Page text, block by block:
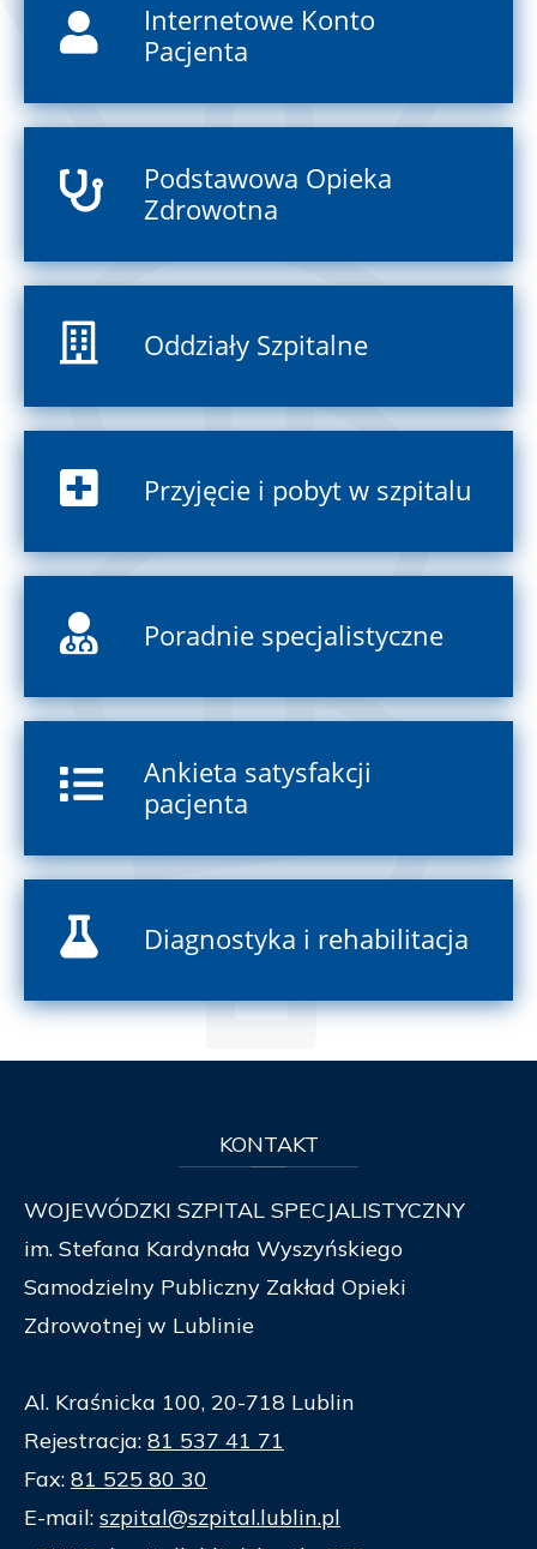
Internetowe Konto
Pacjenta
Podstawowa Opieka
Zdrowotna
Oddziały Szpitalne
Przyjęcie i pobyt w szpitalu
Poradnie specjalistyczne
Ankieta satysfakcji
pacjenta
Diagnostyka i rehabilitacja
KONTAKT
WOJEWÓDZKI SZPITAL SPECJALISTYCZNY
im. Stefana Kardynała Wyszyńskiego
Samodzielny Publiczny Zakład Opieki
Zdrowotnej w Lublinie
Al. Kraśnicka 100, 20-718 Lublin
Rejestracja: 81 537 41 71
Fax: 81 525 80 30
E-mail: szpital@szpital.lublin.pl